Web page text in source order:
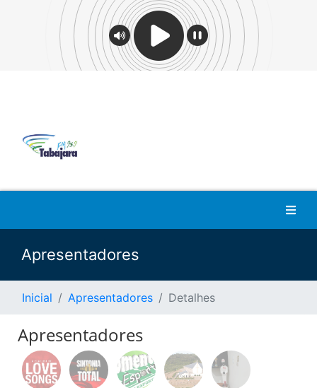
Apresentadores
Inicial Apresentadores Detalhes
Apresentadores